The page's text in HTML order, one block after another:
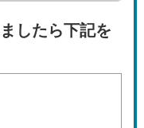
したら下記を